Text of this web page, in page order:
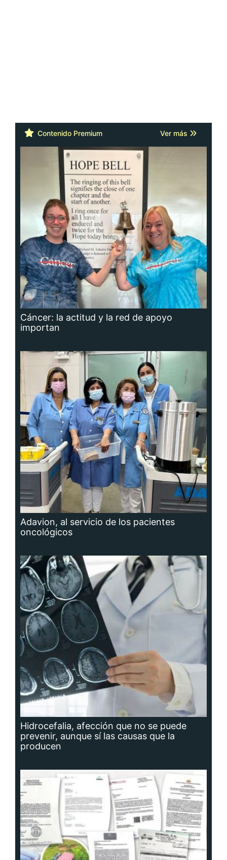
Contenido Premium Ver más
Cáncer: la actitud y la red de apoyo
importan
Adavion, al servicio de los pacientes
oncológicos
Hidrocefalia, afección que no se puede
prevenir, aunque sí las causas que la
producen